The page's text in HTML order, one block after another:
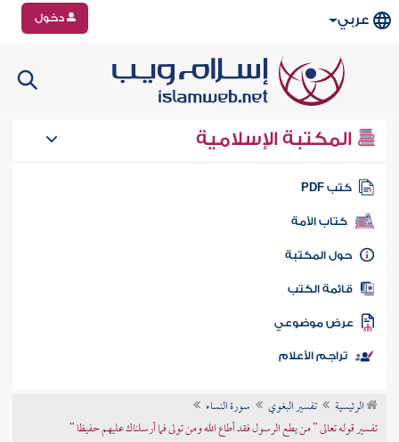
عربي دخول
المكتبة الإسلامية
كتب PDF
كتاب الأمة
المكتبة
الكتب
موضوعي
تراجم الأعلام
الرئيسية تفسير البغوي
سورة النساء
تفسير قوله تعالى " من يطع الرسول فقد أطاع الله ومن تولى فما أرسلناك عليهم حفيظا "